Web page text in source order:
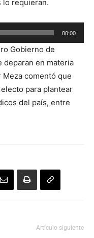
lo requieran.
00:00
Gobierno de
deparan en materia
comentó que
para plantear
del país, entre
Artículo siguiente